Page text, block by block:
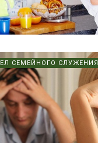
СЕМЕЙНОГО СЛУЖЕНИЯ